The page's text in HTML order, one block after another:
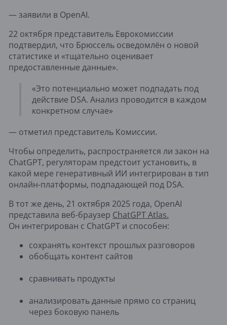
— заявили в OpenAI.
22 октября представитель Еврокомиссии
подтвердил, что Брюссель осведомлён о новой
статистике и «тщательно оценивает
предоставленные данные».
«Это потенциально может подпадать под
действие DSA. Анализ проводится в каждом
конкретном случае»
— отметил представитель Комиссии.
Чтобы определить, распространяется ли закон на
ChatGPT, регуляторам предстоит установить, в
какой мере генеративный ИИ интегрирован в тип
онлайн-платформы, подпадающей под DSA.
В тот же день, 21 октября 2025 года, OpenAI
представила веб-браузер ChatGPT Atlas.
Он интегрирован с ChatGPT и способен:
сохранять контекст прошлых разговоров
обобщать контент сайтов
сравнивать продукты
анализировать данные прямо со страниц
через боковую панель